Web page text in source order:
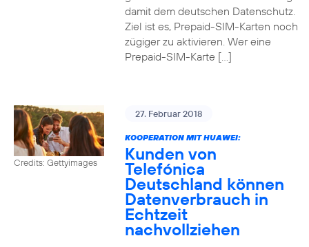
damit dem deutschen Datenschutz.
Ziel ist es, Prepaid-SIM-Karten noch
zügiger zu aktivieren. Wer eine
Prepaid-SIM-Karte […]
Credits: Gettyimages
27. Februar 2018
KOOPERATION MIT HUAWEI:
Kunden von
Telefónica
Deutschland können
Datenverbrauch in
Echtzeit
nachvollziehen